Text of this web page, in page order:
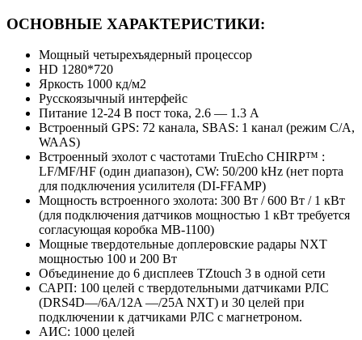
ОСНОВНЫЕ ХАРАКТЕРИСТИКИ:
Мощный четырехъядерный процессор
HD 1280*720
Яркость 1000 кд/м2
Русскоязычный интерфейс
Питание 12-24 В пост тока, 2.6 — 1.3 А
Встроенный GPS: 72 канала, SBAS: 1 канал (режим C/A,
WAAS)
Встроенный эхолот с частотами TruEcho CHIRP™ :
LF/MF/HF (один диапазон), CW: 50/200 kHz (нет порта
для подключения усилителя (DI-FFAMP)
Мощность встроенного эхолота: 300 Вт / 600 Вт / 1 кВт
(для подключения датчиков мощностью 1 кВт требуется
согласующая коробка MB-1100)
Мощные твердотельные доплеровские радары NXT
мощностью 100 и 200 Вт
Объединение до 6 дисплеев TZtouch 3 в одной сети
САРП: 100 целей с твердотельными датчиками РЛС
(DRS4D—/6A/12A —/25A NXT) и 30 целей при
подключении к датчиками РЛС с магнетроном.
АИС: 1000 целей